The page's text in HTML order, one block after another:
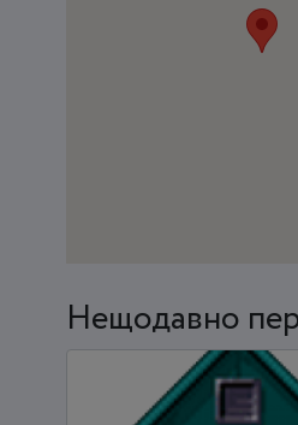
Нещодавно